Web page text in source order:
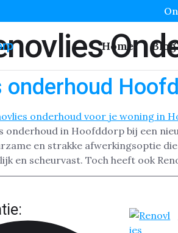
Home Blog
onderhoud
onderhoud in Hoofddorp bij een
en strakke afwerkingsoptie
en scheurvast. Toch heeft ook